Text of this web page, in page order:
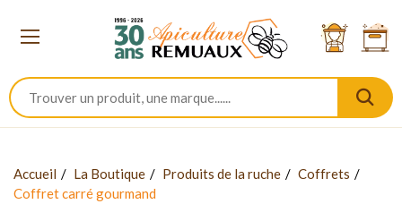
Accueil La Boutique Produits de la ruche
Coffrets
Coffret carré gourmand